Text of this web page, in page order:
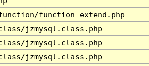
function_extend.php
jzmysql.class.php
jzmysql.class.php
jzmysql.class.php